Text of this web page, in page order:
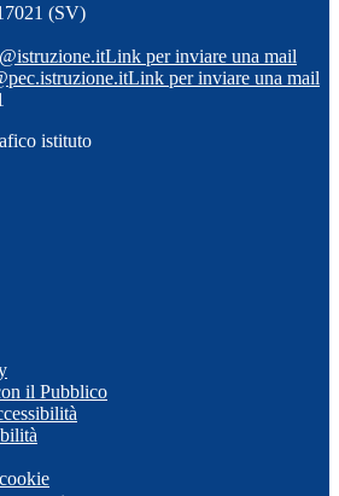
(SV)
Link per inviare una mail
Link per inviare una mail
istituto
il Pubblico